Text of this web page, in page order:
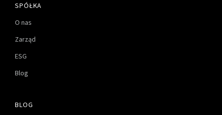
SPÓŁKA
O nas
Zarząd
ESG
Blog
BLOG